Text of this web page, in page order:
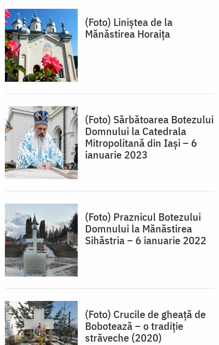
(Foto) Liniștea de la
Mănăstirea Horaița
(Foto) Sărbătoarea Botezului
Domnului la Catedrala
Mitropolitană din Iași – 6
ianuarie 2023
(Foto) Praznicul Botezului
Domnului la Mănăstirea
Sihăstria – 6 ianuarie 2022
(Foto) Crucile de gheaţă de
Bobotează – o tradiţie
străveche (2020)